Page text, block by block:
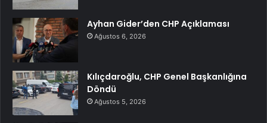
Ayhan Gider’den CHP Açıklaması
Ağustos 6, 2026
Kılıçdaroğlu, CHP Genel Başkanlığına
Döndü
Ağustos 5, 2026